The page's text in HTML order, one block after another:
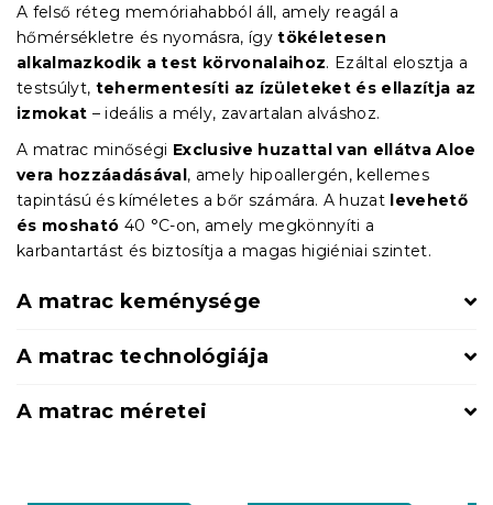
A felső réteg memóriahabból áll, amely reagál a
hőmérsékletre és nyomásra, ígytökéletesen
alkalmazkodik a test körvonalaihoz. Ezáltal elosztja a
testsúlyt, tehermentesíti az ízületeket és ellazítja az
izmokat – ideális a mély, zavartalan alváshoz.
A matrac minőségi Exclusive huzattal van ellátva Aloe
vera hozzáadásával, amely hipoallergén, kellemes
tapintású és kíméletes a bőr számára. A huzat levehető
és mosható 40 °C-on, amely megkönnyíti a
karbantartást és biztosítja a magas higiéniai szintet.
A matrac keménysége
A matrac technológiája
A matrac méretei